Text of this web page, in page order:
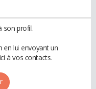
son profil.
en lui envoyant un
à vos contacts.